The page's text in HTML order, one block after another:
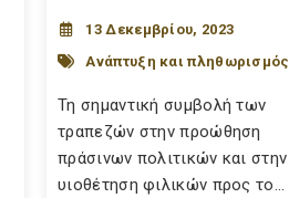
13 Δεκεμβρίου, 2023
Ανάπτυξη και πληθωρισμός
Τη σημαντική συμβολή των
τραπεζών στην προώθηση
πράσινων πολιτικών και στην
υιοθέτηση φιλικών προς το...